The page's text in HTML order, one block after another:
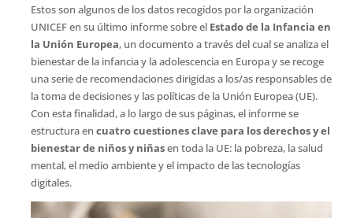
Estos son algunos de los datos recogidos por la organización
UNICEF en su último informe sobre el Estado de la Infancia en
la Unión Europea, un documento a través del cual se analiza el
bienestar de la infancia y la adolescencia en Europa y se recoge
una serie de recomendaciones dirigidas a los/as responsables de
la toma de decisiones y las políticas de la Unión Europea (UE).
Con esta finalidad, a lo largo de sus páginas, el informe se
estructura en cuatro cuestiones clave para los derechos y el
bienestar de niños y niñasen toda la UE: la pobreza, la salud
mental, el medio ambiente y el impacto de las tecnologías
digitales.